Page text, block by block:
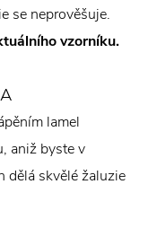
se neprověšuje.
vzorníku.
lamel
aniž byste v
dělá skvělé žaluzie